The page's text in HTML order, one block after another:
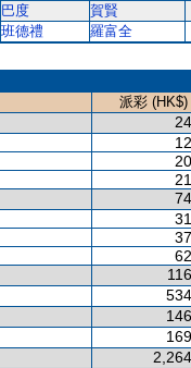
巴度 賀賢
班德禮
羅富全
派彩 (HK$)